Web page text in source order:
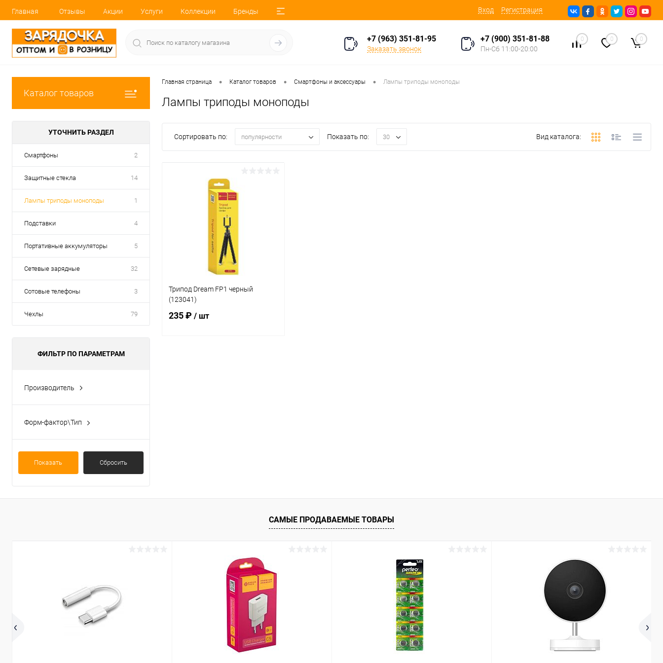
Главная Отзывы Акции Услуги Коллекции Бренды Вход Регистрация
+7 (963) 351-81-95
Заказать звонок
+7 (900) 351-81-88
Пн-Сб 11:00-20:00
0 0 0
Каталог товаров
УТОЧНИТЬ РАЗДЕЛ
Смартфоны 2
Защитные стекла 14
Лампы триподы моноподы 1
Подставки 4
Портативные аккумуляторы 5
Сетевые зарядные 32
Сотовые телефоны 3
Чехлы 79
ФИЛЬТР ПО ПАРАМЕТРАМ
Производитель
Форм-фактор\Тип
Показать Сбросить
Главная страница • Каталог товаров • Смартфоны и аксессуары • Лампы триподы моноподы
Лампы триподы моноподы
Сортировать по: популярности Показать по: 30 Вид каталога:
Трипод Dream FP1 черный
(123041)
235 ₽ / шт
САМЫЕ ПРОДАВАЕМЫЕ ТОВАРЫ